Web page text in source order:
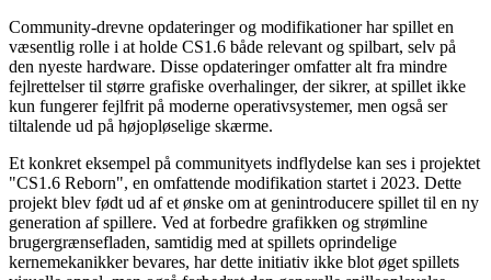
Community-drevne opdateringer og modifikationer har spillet en
væsentlig rolle i at holde CS1.6 både relevant og spilbart, selv på
den nyeste hardware. Disse opdateringer omfatter alt fra mindre
fejlrettelser til større grafiske overhalinger, der sikrer, at spillet ikke
kun fungerer fejlfrit på moderne operativsystemer, men også ser
tiltalende ud på højopløselige skærme.
Et konkret eksempel på communityets indflydelse kan ses i projektet
"CS1.6 Reborn", en omfattende modifikation startet i 2023. Dette
projekt blev født ud af et ønske om at genintroducere spillet til en ny
generation af spillere. Ved at forbedre grafikken og strømline
brugergrænsefladen, samtidig med at spillets oprindelige
kernemekanikker bevares, har dette initiativ ikke blot øget spillets